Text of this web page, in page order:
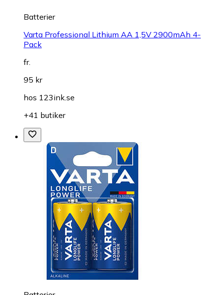
Batterier
Varta Professional Lithium AA 1,5V 2900mAh 4-
Pack
fr.
95 kr
hos 123ink.se
+41 butiker